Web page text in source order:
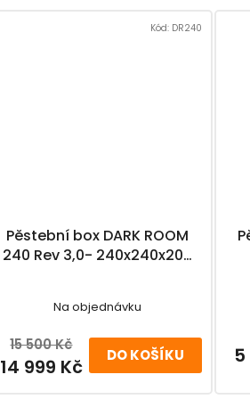
Pěstební box DARK ROOM
240 Rev 3,0- 240x240x200
Na objednávku
DO KOŠÍKU
14 999 Kč
15 500 Kč
Kód: DR240
5